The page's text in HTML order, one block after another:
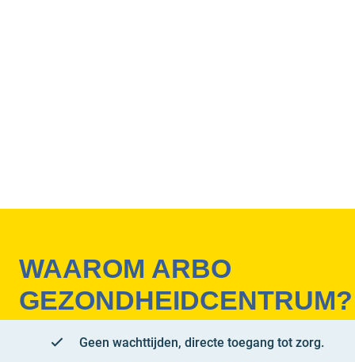
WAAROM ARBO
GEZONDHEIDCENTRUM?
Geen wachttijden, directe toegang tot zorg.